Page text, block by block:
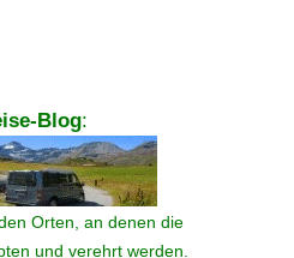
Blog:
Orten, an denen die
und verehrt werden.